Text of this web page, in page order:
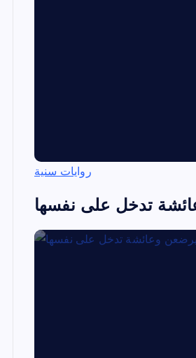
روايات سنية
تدخل على نفسها